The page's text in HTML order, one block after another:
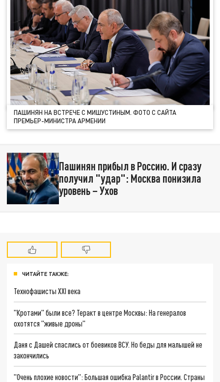
ПАШИНЯН НА ВСТРЕЧЕ С МИШУСТИНЫМ. ФОТО С САЙТА
ПРЕМЬЕР-МИНИСТРА АРМЕНИИ
Пашинян прибыл в Россию. И сразу
получил "удар": Москва понизила
уровень – Ухов
ЧИТАЙТЕ ТАКЖЕ:
Технофашисты XXI века
"Кротами" были все? Теракт в центре Москвы: На генералов
охотятся "живые дроны"
Даня с Дашей спаслись от боевиков ВСУ. Но беды для малышей не
закончились
"Очень плохие новости": Большая ошибка Palantir в России. Страны